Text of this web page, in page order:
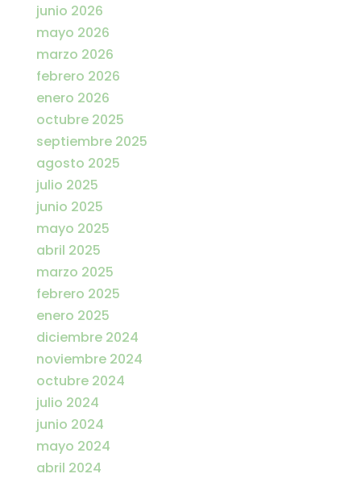
junio 2026
mayo 2026
marzo 2026
febrero 2026
enero 2026
octubre 2025
septiembre 2025
agosto 2025
julio 2025
junio 2025
mayo 2025
abril 2025
marzo 2025
febrero 2025
enero 2025
diciembre 2024
noviembre 2024
octubre 2024
julio 2024
junio 2024
mayo 2024
abril 2024